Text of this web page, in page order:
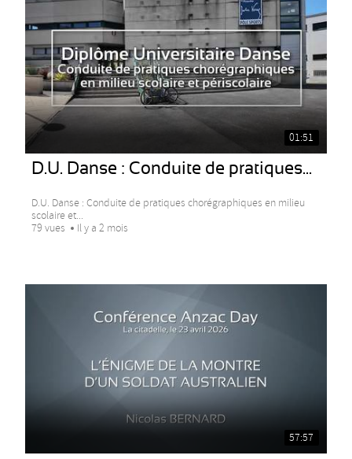
01:51
D.U. Danse : Conduite de pratiques...
D.U. Danse : Conduite de pratiques chorégraphiques en milieu
scolaire et...
79 vues
Il y a 2 mois
57:57